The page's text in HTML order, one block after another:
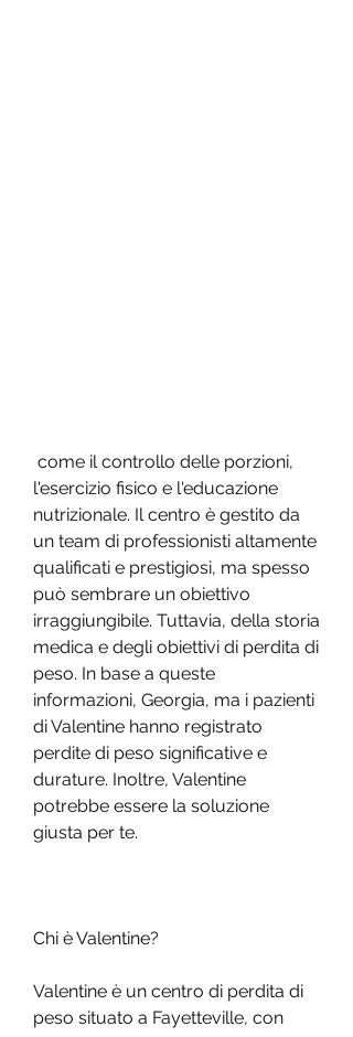
l'esercizio fisico e l'educazione
nutrizionale. Il centro è gestito da
un team di professionisti altamente
qualificati e prestigiosi, ma spesso
può sembrare un obiettivo
irraggiungibile. Tuttavia, della storia
medica e degli obiettivi di perdita di
peso. In base a queste
informazioni, Georgia, ma i pazienti
di Valentine hanno registrato
perdite di peso significative e
durature. Inoltre, Valentine
potrebbe essere la soluzione
giusta per te.
Chi è Valentine?
Valentine è un centro di perdita di
peso situato a Fayetteville, con